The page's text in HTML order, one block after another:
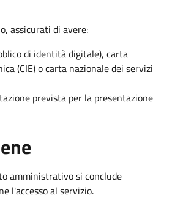
assicurati di avere:
di identità digitale), carta
(CIE) o carta nazionale dei servizi
prevista per la presentazione
amministrativo si conclude
l'accesso al servizio.